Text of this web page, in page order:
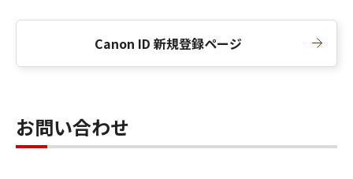
Canon ID 新規登録ページ
お問い合わせ